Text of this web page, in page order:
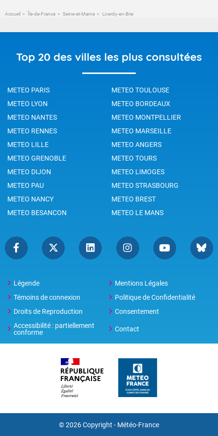
Accueil Île-de-France Seine-et-Marne Liverdy-en-Brie
Top 20 des villes les plus consultées
METEO PARIS
METEO TOULOUSE
METEO LYON
METEO BORDEAUX
METEO NANTES
METEO MONTPELLIER
METEO RENNES
METEO MARSEILLE
METEO LILLE
METEO ANGERS
METEO GRENOBLE
METEO TOURS
METEO DIJON
METEO LIMOGES
METEO PAU
METEO STRASBOURG
METEO NANCY
METEO BREST
METEO BESANCON
METEO LE MANS
Légende
Mentions Légales
Témoins de connexion
Politique de Confidentialité
Droits de Reproduction
Consentement
Accessibilité : partiellement
conforme
Contact
© 2026 Copyright - Météo-France